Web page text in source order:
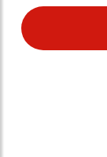
Google